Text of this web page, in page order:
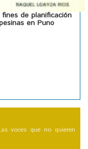
de planificación
en Puno
voces que no quieren